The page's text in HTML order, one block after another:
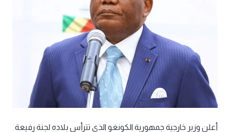
أعلن وزير خارجية جمهورية الكونغو الذي تترأس بلاده لجنة رفيعة